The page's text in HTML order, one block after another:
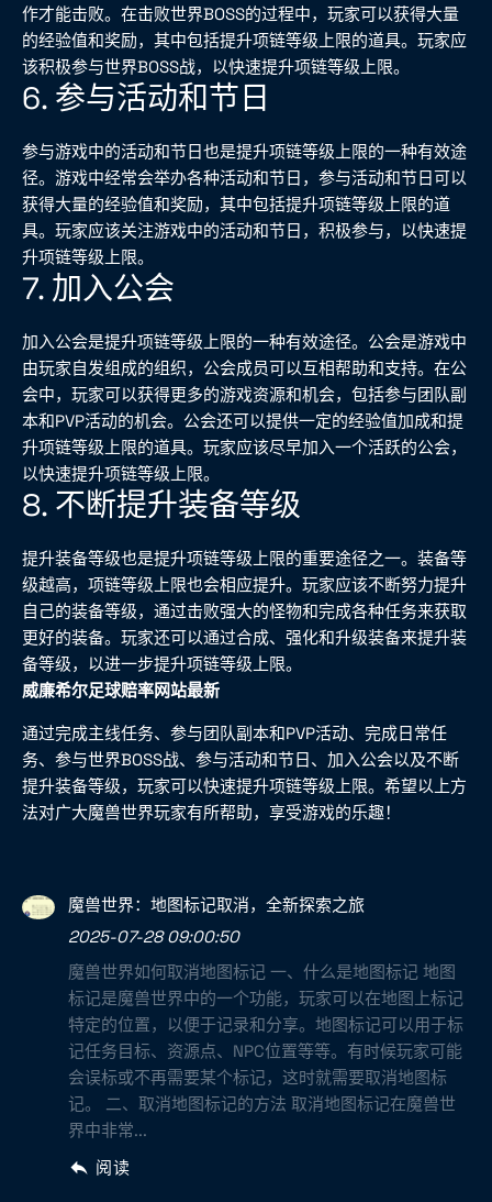
作才能击败。在击败世界BOSS的过程中，玩家可以获得大量
的经验值和奖励，其中包括提升项链等级上限的道具。玩家应
该积极参与世界BOSS战，以快速提升项链等级上限。
6. 参与活动和节日
参与游戏中的活动和节日也是提升项链等级上限的一种有效途
径。游戏中经常会举办各种活动和节日，参与活动和节日可以
获得大量的经验值和奖励，其中包括提升项链等级上限的道
具。玩家应该关注游戏中的活动和节日，积极参与，以快速提
升项链等级上限。
7. 加入公会
加入公会是提升项链等级上限的一种有效途径。公会是游戏中
由玩家自发组成的组织，公会成员可以互相帮助和支持。在公
会中，玩家可以获得更多的游戏资源和机会，包括参与团队副
本和PVP活动的机会。公会还可以提供一定的经验值加成和提
升项链等级上限的道具。玩家应该尽早加入一个活跃的公会，
以快速提升项链等级上限。
8. 不断提升装备等级
提升装备等级也是提升项链等级上限的重要途径之一。装备等
级越高，项链等级上限也会相应提升。玩家应该不断努力提升
自己的装备等级，通过击败强大的怪物和完成各种任务来获取
更好的装备。玩家还可以通过合成、强化和升级装备来提升装
备等级，以进一步提升项链等级上限。
威廉希尔足球赔率网站最新
通过完成主线任务、参与团队副本和PVP活动、完成日常任
务、参与世界BOSS战、参与活动和节日、加入公会以及不断
提升装备等级，玩家可以快速提升项链等级上限。希望以上方
法对广大魔兽世界玩家有所帮助，享受游戏的乐趣！
魔兽世界：地图标记取消，全新探索之旅
2025-07-28 09:00:50
魔兽世界如何取消地图标记 一、什么是地图标记 地图
标记是魔兽世界中的一个功能，玩家可以在地图上标记
特定的位置，以便于记录和分享。地图标记可以用于标
记任务目标、资源点、NPC位置等等。有时候玩家可能
会误标或不再需要某个标记，这时就需要取消地图标
记。 二、取消地图标记的方法 取消地图标记在魔兽世
界中非常...
阅读